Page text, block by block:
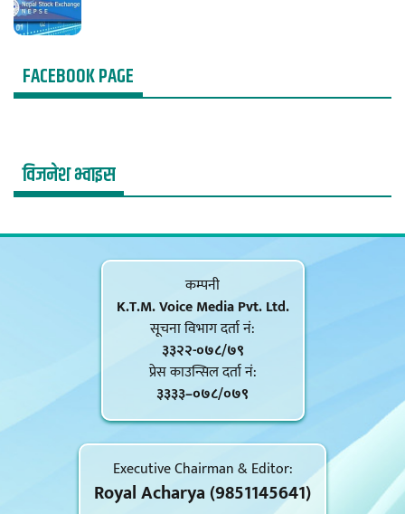
FACEBOOK PAGE
विजनेश भ्वाइस
कम्पनी
K.T.M. Voice Media Pvt. Ltd.
सूचना विभाग दर्ता नं‍:
३३२२-०७८/७९
प्रेस काउन्सिल दर्ता नं‍:
३३३३–०७८/०७९
Executive Chairman & Editor:
Royal Acharya (9851145641)